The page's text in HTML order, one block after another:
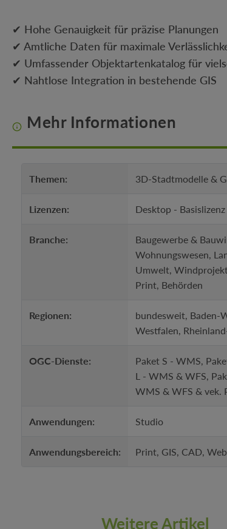
✔ Hohe Genauigkeit für präzise Planungen
✔ Amtliche Daten für maximale
✔ Umfassender Objektartenkatalog für
✔ Nahtlose Integration in bestehende GIS
Mehr Informationen
Themen: 3D-Stadtmodelle &
Lizenzen: Desktop -
Branche:
Baugewerbe &
Wohnungswesen,
Umwelt,
Print, Behörden
Regionen:
bundesweit, Baden-
Westfalen,
OGC-Dienste:
Paket S - WMS,
L - WMS & WFS,
WMS & WFS & vek.
Anwendungen: Studio
Anwendungsbereich: Print, GIS, CAD, Web
Weitere Artikel